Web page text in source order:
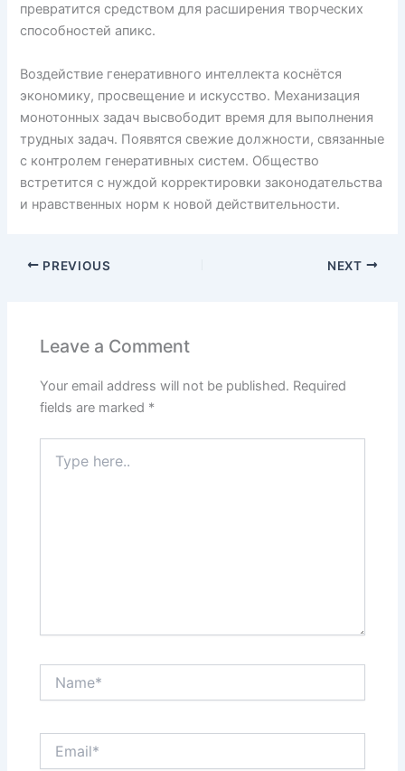
превратится средством для расширения творческих
способностей апикс.
Воздействие генеративного интеллекта коснётся
экономику, просвещение и искусство. Механизация
монотонных задач высвободит время для выполнения
трудных задач. Появятся свежие должности, связанные
с контролем генеративных систем. Общество
встретится с нуждой корректировки законодательства
и нравственных норм к новой действительности.
PREVIOUS NEXT
Leave a Comment
Your email address will not be published. Required
fields are marked *
here..